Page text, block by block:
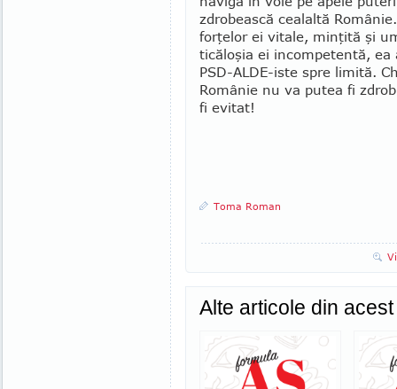
zdrobească cealaltă
forţelor ei vitale, minţită şi
ticăloşia ei incompetentă,
PSD-ALDE-iste spre limită.
Românie nu va putea fi
fi evitat!
Toma Roman
Alte articole din